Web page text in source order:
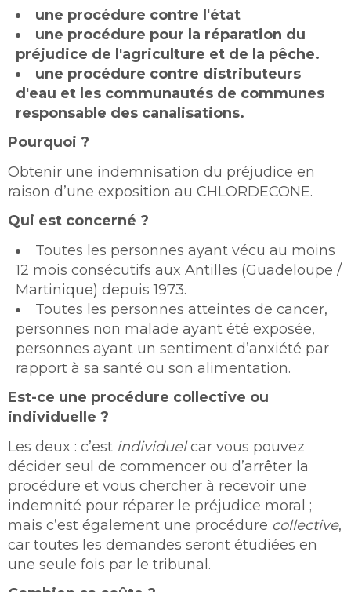
une procédure contre l'état
une procédure pour la réparation du
préjudice de l'agriculture et de la pêche.
une procédure contre distributeurs
d'eau et les communautés de communes
responsable des canalisations.
Pourquoi ?
Obtenir une indemnisation du préjudice en
raison d’une exposition au CHLORDECONE.
Qui est concerné ?
Toutes les personnes ayant vécu au moins
12 mois consécutifs aux Antilles (Guadeloupe /
Martinique) depuis 1973.
Toutes les personnes atteintes de cancer,
personnes non malade ayant été exposée,
personnes ayant un sentiment d’anxiété par
rapport à sa santé ou son alimentation.
Est-ce une procédure collective ou
individuelle ?
Les deux : c’est individuelcar vous pouvez
décider seul de commencer ou d’arrêter la
procédure et vous chercher à recevoir une
indemnité pour réparer le préjudice moral ;
mais c’est également une procédure collective,
car toutes les demandes seront étudiées en
une seule fois par le tribunal.